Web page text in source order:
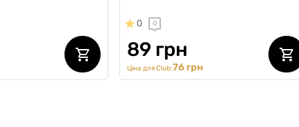
0 0
89 грн
Ціна для Club:76 грн